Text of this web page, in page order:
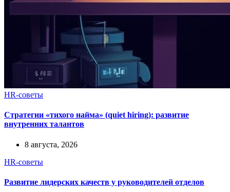
HR-советы
Стратегии «тихого найма» (quiet hiring): развитие
внутренних талантов
8 августа, 2026
HR-советы
Развитие лидерских качеств у руководителей отделов